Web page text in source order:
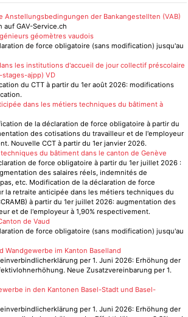
Anstellungsbedingungen der Bankangestellten (VAB)
auf GAV-Service.ch
géomètres vaudois
de force obligatoire (sans modification) jusqu'au
les institutions d'accueil de jour collectif préscolaire
stages-ajpp) VD
du CTT à partir du 1er août 2026: modifications
dans les métiers techniques du bâtiment à
de la déclaration de force obligatoire à partir du
des cotisations du travailleur et de l'employeur
Nouvelle CCT à partir du 1er janvier 2026.
du bâtiment dans le canton de Genève
de force obligatoire à partir du 1er juillet 2026 :
des salaires réels, indemnités de
etc. Modification de la déclaration de force
la retraite anticipée dans les métiers techniques du
à partir du 1er juillet 2026: augmentation des
et de l'employeur à 1,90% respectivement.
de Vaud
de force obligatoire (sans modification) jusqu'au
Wandgewerbe im Kanton Baselland
per 1. Juni 2026: Erhöhung der
Neue Zusatzvereinbarung per 1.
in den Kantonen Basel-Stadt und Basel-
per 1. Juni 2026: Erhöhung der